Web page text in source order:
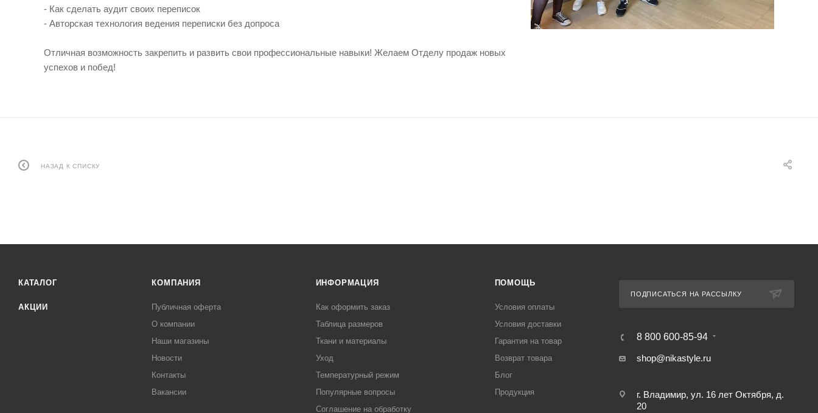
- Как сделать аудит своих переписок
- Авторская технология ведения переписки без допроса
Отличная возможность закрепить и развить свои профессиональные навыки! Желаем Отделу продаж новых
успехов и побед!
НАЗАД К СПИСКУ
КАТАЛОГ
АКЦИИ
КОМПАНИЯ
Публичная оферта
О компании
Наши магазины
Новости
Контакты
Вакансии
ИНФОРМАЦИЯ
Как оформить заказ
Таблица размеров
Ткани и материалы
Уход
Температурный режим
Популярные вопросы
Соглашение на обработку
ПОМОЩЬ
Условия оплаты
Условия доставки
Гарантия на товар
Возврат товара
Блог
Продукция
ПОДПИСАТЬСЯ НА РАССЫЛКУ
8 800 600-85-94
shop@nikastyle.ru
г. Владимир, ул. 16 лет Октября, д.
20